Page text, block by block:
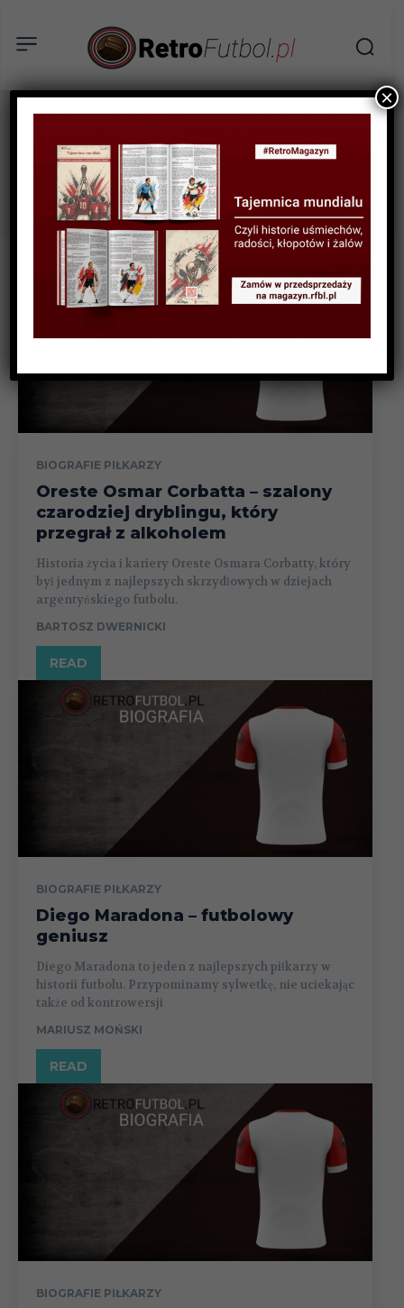
Tag: Argentyna
BIOGRAFIE PIŁKARZY
Oreste Osmar Corbatta – szalony
czarodziej dryblingu, który
przegrał z alkoholem
Historia życia i kariery Oreste Osmara Corbatty, który
był jednym z najlepszych skrzydłowych w dziejach
argentyńskiego futbolu.
BARTOSZ DWERNICKI
READ
BIOGRAFIE PIŁKARZY
Diego Maradona – futbolowy
geniusz
Diego Maradona to jeden z najlepszych piłkarzy w
historii futbolu. Przypominamy sylwetkę, nie uciekając
także od kontrowersji
MARIUSZ MOŃSKI
READ
BIOGRAFIE PIŁKARZY
×